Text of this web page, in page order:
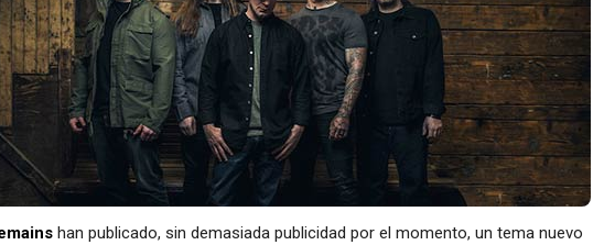
han publicado, sin demasiada publicidad por el momento, un tema nuevo